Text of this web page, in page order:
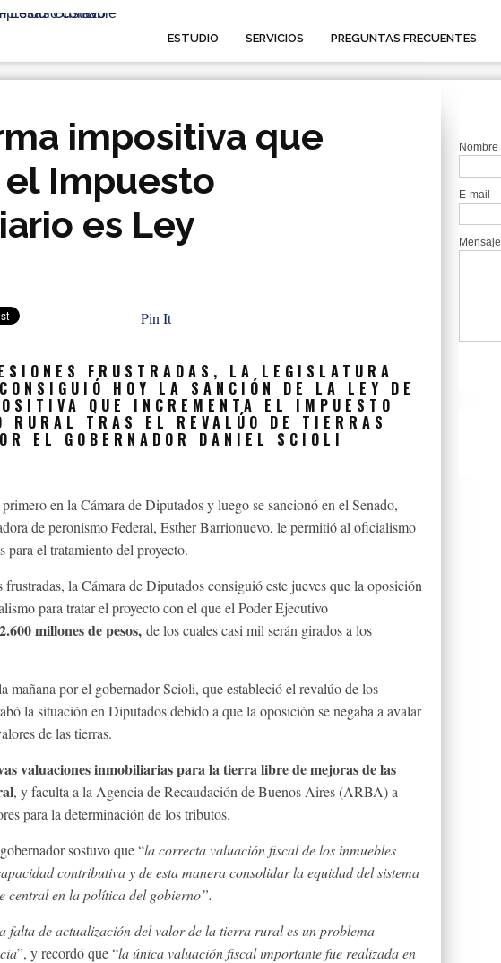
ESTUDIO SERVICIOS PREGUNTAS FRECUENTES
impositiva que
Impuesto
es Ley
Pin It
FRUSTRADAS, LA LEGISLATURA
HOY LA SANCIÓN DE LA LEY DE
QUE INCREMENTA EL IMPUESTO
RURAL TRAS EL REVALÚO DE TIERRAS
EL GOBERNADOR DANIEL SCIOLI
en la Cámara de Diputados y luego se sancionó en el Senado,
de peronismo Federal, Esther Barrionuevo, le permitió al oficialismo
para el tratamiento del proyecto.
frustradas, la Cámara de Diputados consiguió este jueves que la oposición
para tratar el proyecto con el que el Poder Ejecutivo
millones de pesos, de los cuales casi mil serán girados a los
mañana por el gobernador Scioli, que estableció el revalúo de los
la situación en Diputados debido a que la oposición se negaba a avalar
de las tierras.
valuaciones inmobiliarias para la tierra libre de mejoras de las
, y faculta a la Agencia de Recaudación de Buenos Aires (ARBA) a
para la determinación de los tributos.
sostuvo que “la correcta valuación fiscal de los inmuebles
contributiva y de esta manera consolidar la equidad del sistema
central en la política del gobierno”.
falta de actualización del valor de la tierra rural es un problema
”, y recordó que “la única valuación fiscal importante fue realizada en
Nombre
E-mail
Mensaje